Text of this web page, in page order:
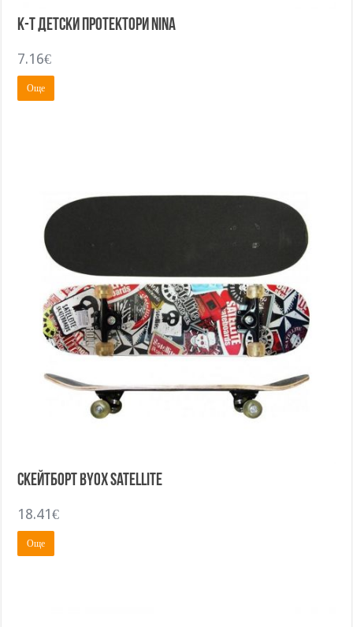
К-т детски протектори NINA
7.16€
Още
Скейтборт BYOX Satellite
18.41€
Още